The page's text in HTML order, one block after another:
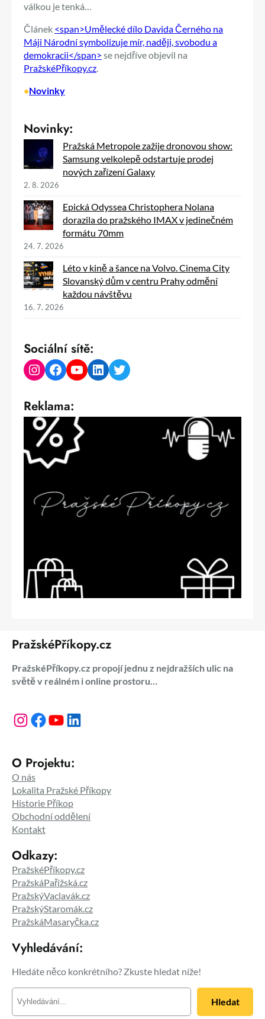
válkou je tenká…
Článek <span>Umělecké dílo Davida Černého na
Máji Národní symbolizuje mír, naději, svobodu a
demokracii</span> se nejdříve objevil na
PražskéPříkopy.cz.
•Novinky
Novinky:
Pražská Metropole zažije dronovou show:
Samsung velkolepě odstartuje prodej
nových zařízení Galaxy
2. 8. 2026
Epická Odyssea Christophera Nolana
dorazila do pražského IMAX v jedinečném
formátu 70mm
24. 7. 2026
Léto v kině a šance na Volvo. Cinema City
Slovanský dům v centru Prahy odmění
každou návštěvu
16. 7. 2026
Sociální sítě:
Instagram Facebook YouTube LinkedIn Twitter
Reklama:
PražskéPříkopy.cz
PražskéPříkopy.cz propojí jednu z nejdražších ulic na
světě v reálném i online prostoru…
Instagram Facebook YouTube LinkedIn
O Projektu:
O nás
Lokalita Pražské Příkopy
Historie Příkop
Obchodní oddělení
Kontakt
Odkazy:
PražskéPříkopy.cz
PražskáPařížská.cz
PražskýVaclavák.cz
PražskýStaromák.cz
PražskáMasaryčka.cz
Vyhledávání:
Hledáte něco konkrétního? Zkuste hledat níže!
Hledat